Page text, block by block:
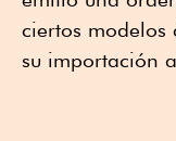
ciertos modelos
su importación